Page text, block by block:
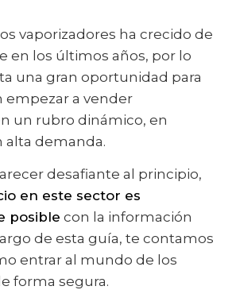
vaporizadores ha crecido de
en los últimos años, por lo
una gran oportunidad para
empezar a vender
un rubro dinámico, en
alta demanda.
desafiante al principio,
en este sector es
posible con la información
de esta guía, te contamos
entrar al mundo de los
forma segura.